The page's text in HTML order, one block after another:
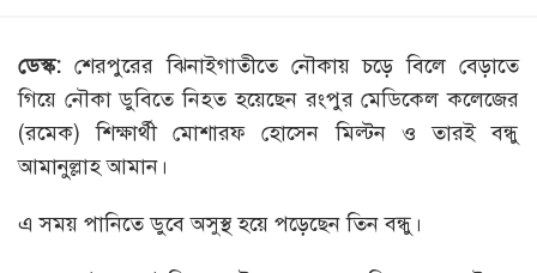
ডেস্ক: শেরপুরের ঝিনাইগাতীতে নৌকায় চড়ে বিলে বেড়াতে
গিয়ে নৌকা ডুবিতে নিহত হয়েছেন রংপুর মেডিকেল কলেজের
(রমেক) শিক্ষার্থী মোশারফ হোসেন মিল্টন ও তারই বন্ধু
আমানুল্লাহ আমান।
এ সময় পানিতে ডুবে অসুস্থ হয়ে পড়েছেন তিন বন্ধু।